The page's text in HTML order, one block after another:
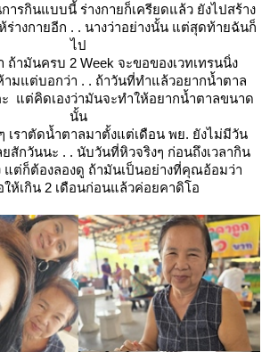
ารกินแบบนี้ ร่างกายก็เครียดแล้ว ยังไปสร้าง
ร่างกายอีก . . นางว่าอย่างนั้น แต่สุดท้ายฉันก็
ไป
ถ้ามันครบ 2 Week จะขอของเวทเทรนนิ่ง
ามแต่บอกว่า . . ถ้าวันที่ทำแล้วอยากน้ำตาล
แต่คิดเองว่ามันจะทำให้อยากน้ำตาลขนาด
นั้น
ๆ เราตัดน้ำตาลมาตั้งแต่เดือน พย. ยังไม่มีวัน
สักวันนะ . . นับวันที่หิวจริงๆ ก่อนถึงเวลากิน
แต่ก็ต้องลองดู ถ้ามันเป็นอย่างที่คุณอ้อมว่า
ให้เกิน 2 เดือนก่อนแล้วค่อยคาดิโอ